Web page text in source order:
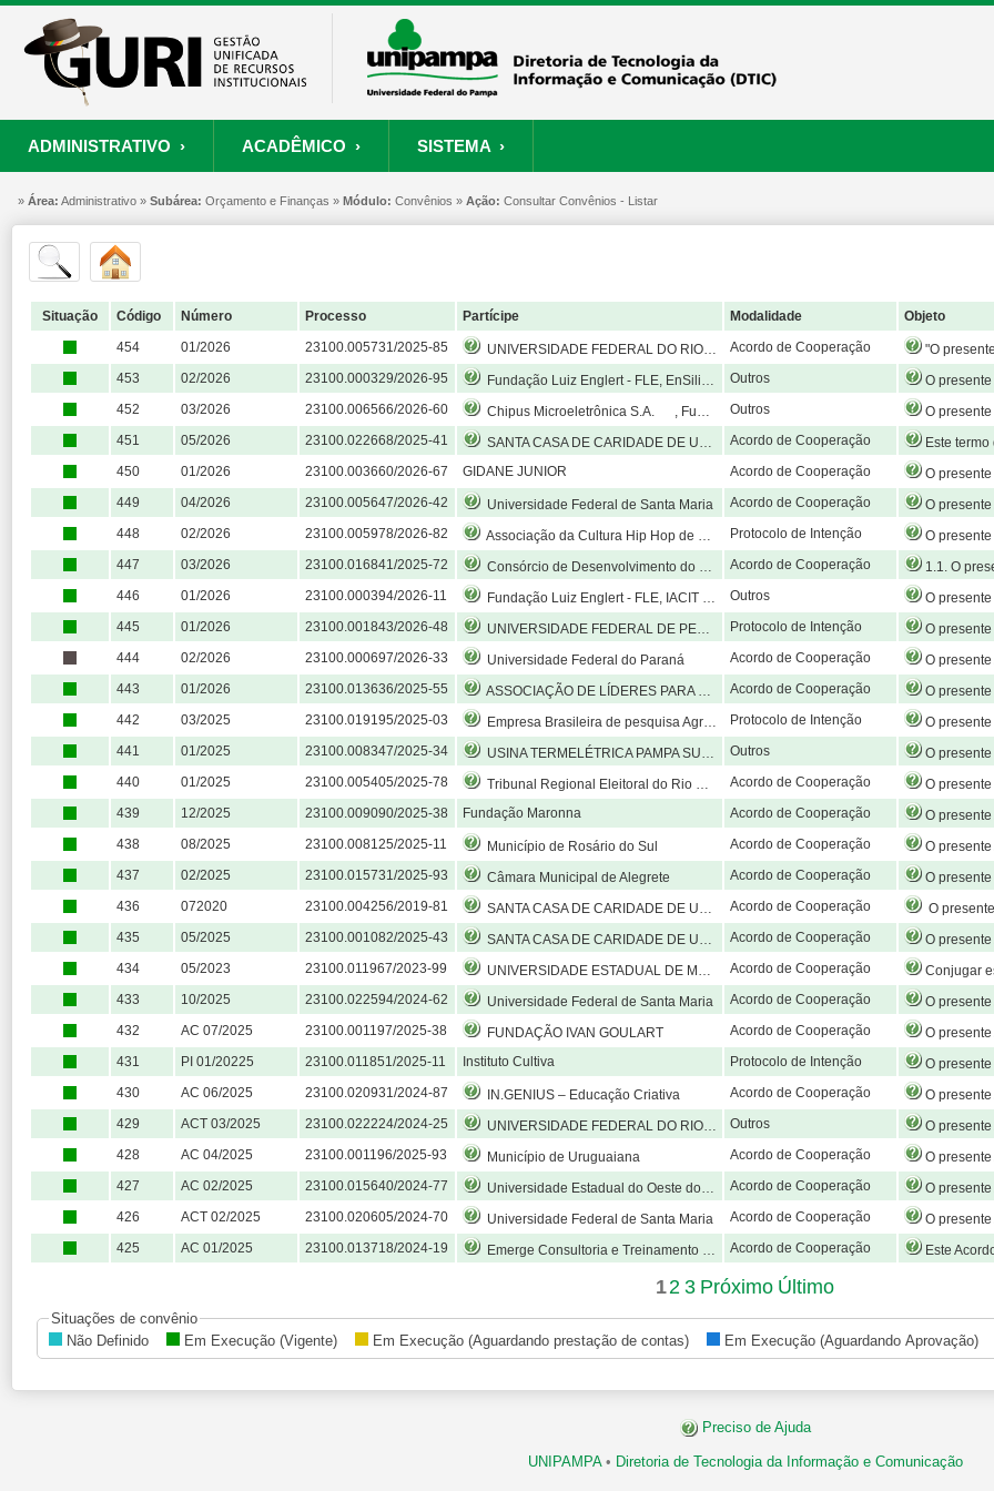
ADMINISTRATIVO ›
ORÇAMENTO E FINANÇAS RECURSOS HUMANOS PROCESSOS SERVIÇOS RESTAURANTE
Convênios
Consultar Convênios
ACADÊMICO ›
PROCESSO SELETIVO PROJETOS
Processo Seletivo
Nova Inscrição
Portal do Candidato
Autenticar Documento
SISTEMA ›
SISTEMA
Painel de Suporte
Resgatar Senha
» Área: Administrativo » Subárea: Orçamento e Finanças » Módulo: Convênios » Ação: Consultar Convênios - Listar
Situação Código Número Processo Partícipe Modalidade Objeto
454
01/2026 23100.005731/2025-85 UNIVERSIDADE FEDERAL DO RIO GRANDE DO SUL Acordo de Cooperação "O presente Acordo de Cooperação Técnica tem por objeto estabelecer cooperação mútua entre as instituições no que diz respeito à colaboração técnica que será prestada pelo (a) servidor (a) Rafael Plá Matielo Lemos, SIAPE: 1755595, cargo de Técnico em
453
02/2026 23100.000329/2026-95 Fundação Luiz Englert - FLE, EnSilica do Brasil LTDA Outros O presente acordo de parceria para PD&I tem por objeto a cooperação técnica e científica
452
03/2026 23100.006566/2026-60 Chipus Microeletrônica S.A. , Fundação Luiz Englert - FLE Outros O presente acordo de parceria para PD&I tem por objeto a cooperação técnica e científica
451
05/2026 23100.022668/2025-41 SANTA CASA DE CARIDADE DE URUGUAIANA, Município de Uruguaiana, Universidade Pitágoras Acordo de Cooperação Este termo de Contrato Organizativo de Ação Pública Ensino-Saúde tem por objeto viabilizar a reordenação da oferta de
450
01/2026 23100.003660/2026-67 GIDANE JUNIOR Acordo de Cooperação O presente acordo tem como objetivo proporcionar ao estudante aplicação prática de conhecimentos teóricos relativos à área de formação profissional, garantindo-lhe desenvolvimento técnico e acadêmico; fomentar o espírito crítico, analítico e empreendedor do aluno, facilitando o seu ingresso no mercado de trabalho; intensificar o relacionamento empresa-Universidade, sociedade-Universidade e Universidade-Universidade; valorizar os alunos
449
04/2026 23100.005647/2026-42 Universidade Federal de Santa Maria Acordo de Cooperação O presente Acordo tem como objetivo conjugar esforços visando o desenvolvimento e o mútuo assessoramento na execução de ações
448
02/2026 23100.005978/2026-82 Associação da Cultura Hip Hop de Esteio Protocolo de Intenção O presente Protocolo de Intenções tem como objetivo propiciar condições para o
447
03/2026 23100.016841/2025-72 Consórcio de Desenvolvimento do Pampa Gaúcho Acordo de Cooperação 1.1. O presente Acordo tem por objeto a cooperação técnico-institucional entre UNIPAMPA e CODEPAMPA, mediante conjugação de esforços e compartilhamento de informações técnicas, para viabilizar a contratação, pelo CODEPAMPA, de empresa especializada destinada à elaboração do Projeto Básico e do Projeto Executivo
446
01/2026 23100.000394/2026-11 Fundação Luiz Englert - FLE, IACIT Soluções Tecnológias S.A Outros O presente acordo de parceria para PD&I tem por objeto a cooperação técnica e científica entre os
445
01/2026 23100.001843/2026-48 UNIVERSIDADE FEDERAL DE PELOTAS , UNIVERSIDADE FEDERAL DO RIO GRANDE – FURG, UNIVERSIDADE ESTADUAL DO RIO GRANDE DO SUL Protocolo de Intenção O presente Protocolo de Intenções tem por objeto combinar esforços institucionais, técnicos, científicos, acadêmicos e administrativos entre as partícipes, com a finalidade de viabilizar a criação e implementação do Centro Regional de Referência em
444
02/2026 23100.000697/2026-33 Universidade Federal do Paraná Acordo de Cooperação O presente Acordo tem como objetivo conjugar esforços visando o desenvolvimento e o mútuo assessoramento na realização de pesquisa, ensino e
443
01/2026 23100.013636/2025-55 ASSOCIAÇÃO DE LÍDERES PARA O DESENVOLVIMENTO SUSTENTÁVEL Acordo de Cooperação O presente Memorando estabelece os direitos e obrigações entre as Partes para a realização da qualificação e treinamento de jovens
442
03/2025 23100.019195/2025-03 Empresa Brasileira de pesquisa Agropecuária - Unidade Pecuária Sul, Fundação de Integração, Desenvolvimento e Educação do Noroeste do Estado do Rio Grande do Sul, Universidade Regional do Noroeste do Estado do Rio Grande do Sul Protocolo de Intenção O presente Protocolo de Intenções tem como objetivo propiciar condições para o estabelecimento de ações conjuntas visando o desenvolvimento e a realização de pesquisa, ensino e extensão nas áreas científica, cultural e tecnológica, na forma mais conveniente
441
01/2025 23100.008347/2025-34 USINA TERMELÉTRICA PAMPA SUL S.A, Fundação Luiz Englert - FLE Outros O presente acordo de parceria para PD&I tem por objeto a
440
01/2025 23100.005405/2025-78 Tribunal Regional Eleitoral do Rio Grande do Sul Acordo de Cooperação O presente instrumento tem por objeto a implantação do Projeto Mesário-Universitário no Campus
439
12/2025 23100.009090/2025-38 Fundação Maronna Acordo de Cooperação O presente Acordo tem como objetivo conjugar esforços visando o desenvolvimento e o mútuo assessoramento na realização
438
08/2025 23100.008125/2025-11 Município de Rosário do Sul Acordo de Cooperação O presente Acordo tem como objetivo conjugar esforços visando o desenvolvimento e o mútuo assessoramento na realização de pesquisa,
437
02/2025 23100.015731/2025-93 Câmara Municipal de Alegrete Acordo de Cooperação O presente Protocolo de Intenções tem como objetivo propiciar condições para o
436
072020 23100.004256/2019-81 SANTA CASA DE CARIDADE DE URUGUAIANA Acordo de Cooperação O presente acordo tem por finalidade estabelecer a formalização das atividades práticas curriculares e extracurriculares dos estudantes dos Cursos de Graduação da UNIPAMPA desenvolvidas no HOSPITAL SANTA CASA DE CARIDADE DE URUGUAIANA. Parágrafo Primeiro: As práticas curriculares dos Cursos de Graduação da UNIPAMPA são atividades de ensino e aprendizado, previstas nos projetos
435
05/2025 23100.001082/2025-43 SANTA CASA DE CARIDADE DE URUGUAIANA Acordo de Cooperação O presente Acordo tem como objetivo conjugar esforços visando o desenvolvimento e o mútuo assessoramento na realização de pesquisa, ensino
434
05/2023 23100.011967/2023-99 UNIVERSIDADE ESTADUAL DE MARINGÁ Acordo de Cooperação Conjugar esforços visando o desenvolvimento e o mútuo assessoramento na realização de pesquisa na área científica e tecnológica,
433
10/2025 23100.022594/2024-62 Universidade Federal de Santa Maria Acordo de Cooperação O presente Acordo tem como objetivo conjugar esforços visando o desenvolvimento e o mútuo assessoramento na realização de
432
AC 07/2025 23100.001197/2025-38 FUNDAÇÃO IVAN GOULART Acordo de Cooperação O presente Acordo tem como objetivo conjugar esforços visando o desenvolvimento e o mútuo assessoramento na realização de
431
PI 01/20225 23100.011851/2025-11 Instituto Cultiva Protocolo de Intenção O presente Protocolo de Intenções tem como objetivo propiciar condições para o
430
AC 06/2025 23100.020931/2024-87 IN.GENIUS – Educação Criativa Acordo de Cooperação O presente Acordo tem como objetivo conjugar esforços visando o desenvolvimento e o mútuo
429
ACT 03/2025 23100.022224/2024-25 UNIVERSIDADE FEDERAL DO RIO GRANDE – FURG Outros O presente Acordo de Cooperação Técnica tem por objeto estabelecer cooperação mútua entre as instituições no que diz respeito à colaboração técnica que será prestada pelo servidor LUÍS BORGES DOS SANTOS JÚNIOR,
428
AC 04/2025 23100.001196/2025-93 Município de Uruguaiana Acordo de Cooperação O presente Acordo tem como objetivo conjugar esforços visando o desenvolvimento e o mútuo assessoramento na realização de pesquisa,
427
AC 02/2025 23100.015640/2024-77 Universidade Estadual do Oeste do Paraná Acordo de Cooperação O presente Acordo tem como objetivo conjugar esforços visando o desenvolvimento e o mútuo assessoramento na realização de pesquisa, ensino e extensão nas áreas científica, cultural e tecnológica, compartilhando recursos materiais, financeiros
426
ACT 02/2025 23100.020605/2024-70 Universidade Federal de Santa Maria Acordo de Cooperação O presente Acordo tem como objetivo conjugar esforços visando o desenvolvimento e o mútuo assessoramento na realização de pesquisa, ensino e extensão nas áreas científica, cultural e tecnológica, compartilhando recursos
425
AC 01/2025 23100.013718/2024-19 Emerge Consultoria e Treinamento LTDA Acordo de Cooperação Este Acordo de Cooperação tem por objeto o estímulo e ações
12 3 Próximo Último
Situações de convênio
Não Definido
Em Execução (Vigente) Em Execução (Aguardando prestação de contas) Em Execução (Aguardando Aprovação)
Preciso de Ajuda
UNIPAMPA• Diretoria de Tecnologia da Informação e Comunicação